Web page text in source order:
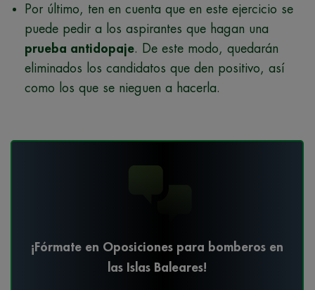
Por último, ten en cuenta que en este ejercicio se
puede pedir a los aspirantes que hagan una
prueba antidopaje. De este modo, quedarán
eliminados los candidatos que den positivo, así
como los que se nieguen a hacerla.
¡Fórmate en Oposiciones para bomberos en
las Islas Baleares!